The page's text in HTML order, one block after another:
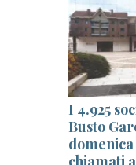
I 4.925
Busto
chiamati